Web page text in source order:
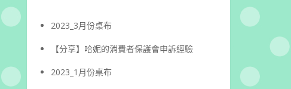
2023_3月份桌布
【分享】哈妮的消費者保護會申訴經驗
2023_1月份桌布